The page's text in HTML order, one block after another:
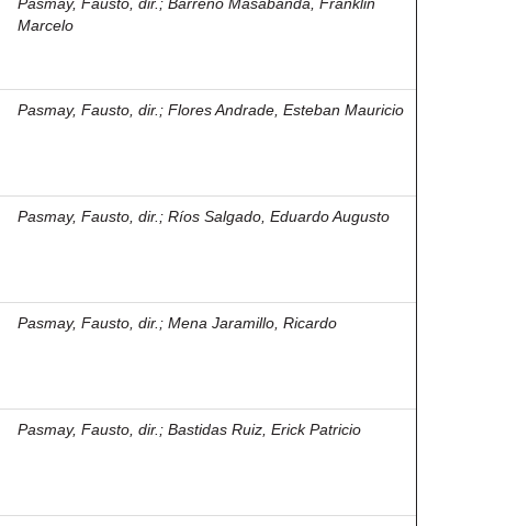
Marcelo
Pasmay, Fausto, dir. ; Flores Andrade, Esteban Mauricio
Pasmay, Fausto, dir. ; Ríos Salgado, Eduardo Augusto
Pasmay, Fausto, dir. ; Mena Jaramillo, Ricardo
Pasmay, Fausto, dir. ; Bastidas Ruiz, Erick Patricio